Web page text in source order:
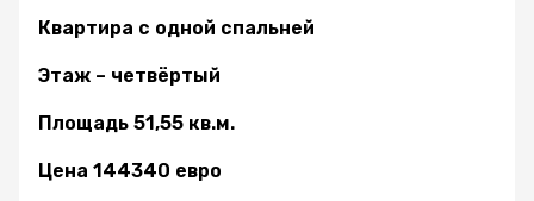
Квартира с одной спальней
Этаж – четвёртый
Площадь 51,55 кв.м.
Цена 144340 евро